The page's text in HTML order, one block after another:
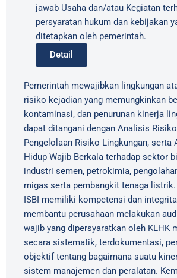
jawab Usaha dan/atau Kegiatan
persyaratan hukum dan kebijakan
ditetapkan oleh pemerintah.
Detail
Pemerintah mewajibkan lingkungan
risiko kejadian yang memungkinkan
kontaminasi, dan penurunan kinerja
dapat ditangani dengan Analisis
Pengelolaan Risiko Lingkungan, serta
Hidup Wajib Berkala terhadap sektor
industri semen, petrokimia,
migas serta pembangkit tenaga listrik.
ISBI memiliki kompetensi dan
membantu perusahaan melakukan
wajib yang dipersyaratkan oleh KLHK
secara sistematik, terdokumentasi,
objektif tentang bagaimana suatu
sistem manajemen dan peralatan.